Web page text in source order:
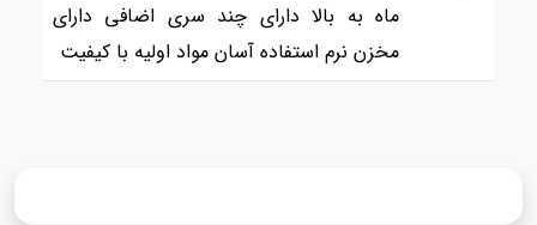
ماه به بالا دارای چند سری اضافی دارای
مخزن نرم استفاده آسان مواد اولیه با کیفیت